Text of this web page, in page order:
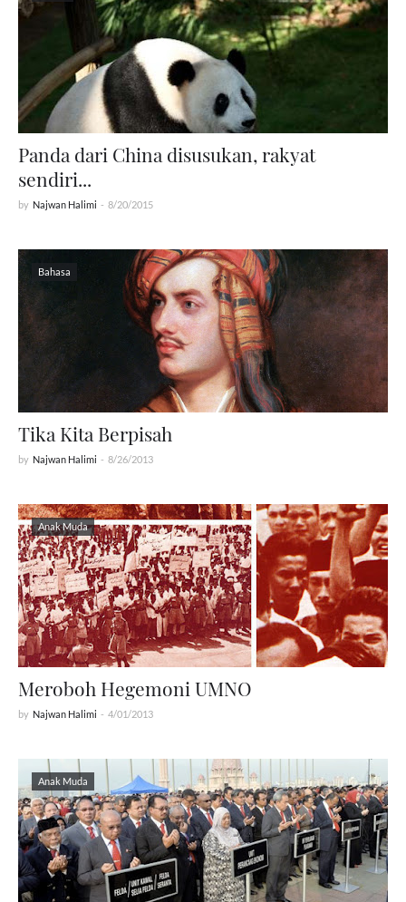
Panda dari China disusukan, rakyat
sendiri...
by Najwan Halimi - 8/20/2015
Bahasa
Tika Kita Berpisah
by Najwan Halimi - 8/26/2013
Anak Muda
Meroboh Hegemoni UMNO
by Najwan Halimi - 4/01/2013
Anak Muda